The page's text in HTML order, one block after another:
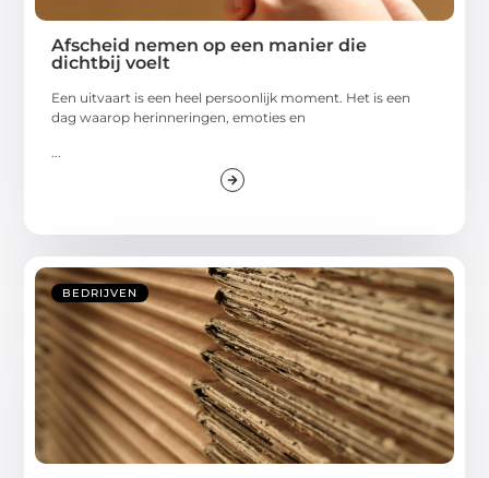
Afscheid nemen op een manier die
dichtbij voelt
Een uitvaart is een heel persoonlijk moment. Het is een
dag waarop herinneringen, emoties en
...
BEDRIJVEN